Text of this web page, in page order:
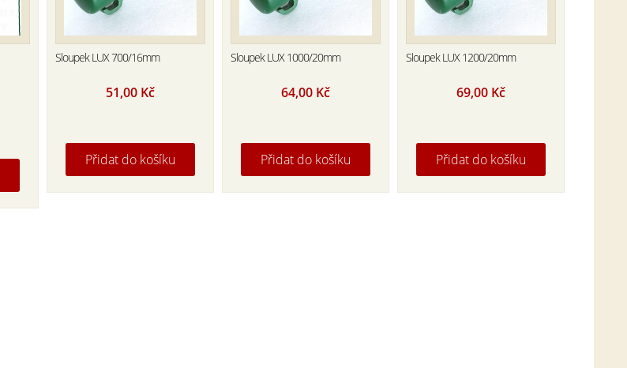
Sloupek LUX 700/16mm
51,00 Kč
Přidat do košíku
Sloupek LUX 1000/20mm
64,00 Kč
Přidat do košíku
Sloupek LUX 1200/20mm
69,00 Kč
Přidat do košíku